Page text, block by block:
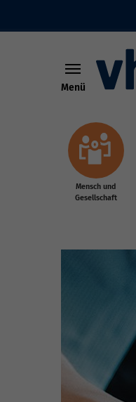
Menü
Mensch und
Gesellschaft